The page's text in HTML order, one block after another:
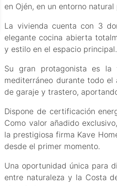
en Ojén, en un entorno
La vivienda cuenta con 3
elegante cocina abierta
y estilo en el espacio principal.
Su gran protagonista es
mediterráneo durante todo
de garaje y trastero,
Dispone de certificación
Como valor añadido
la prestigiosa firma Kave
desde el primer momento.
Una oportunidad única para
entre naturaleza y la Costa